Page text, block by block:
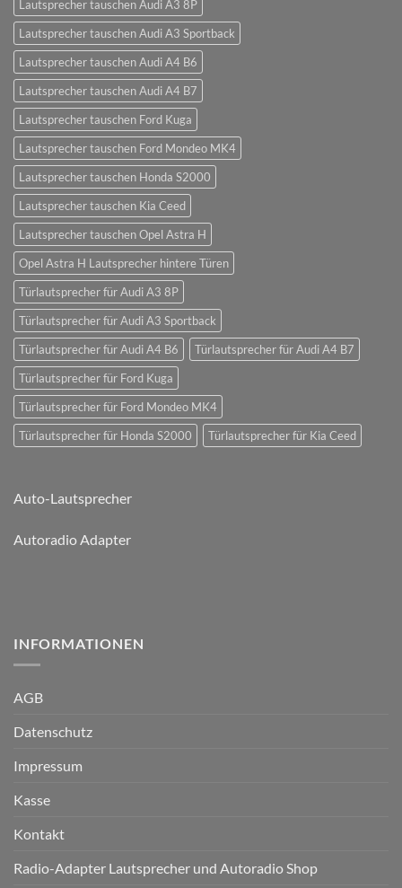
Lautsprecher tauschen Audi A3 8P
Lautsprecher tauschen Audi A3 Sportback
Lautsprecher tauschen Audi A4 B6
Lautsprecher tauschen Audi A4 B7
Lautsprecher tauschen Ford Kuga
Lautsprecher tauschen Ford Mondeo MK4
Lautsprecher tauschen Honda S2000
Lautsprecher tauschen Kia Ceed
Lautsprecher tauschen Opel Astra H
Opel Astra H Lautsprecher hintere Türen
Türlautsprecher für Audi A3 8P
Türlautsprecher für Audi A3 Sportback
Türlautsprecher für Audi A4 B6
Türlautsprecher für Audi A4 B7
Türlautsprecher für Ford Kuga
Türlautsprecher für Ford Mondeo MK4
Türlautsprecher für Honda S2000
Türlautsprecher für Kia Ceed
Auto-Lautsprecher
Autoradio Adapter
INFORMATIONEN
AGB
Datenschutz
Impressum
Kasse
Kontakt
Radio-Adapter Lautsprecher und Autoradio Shop